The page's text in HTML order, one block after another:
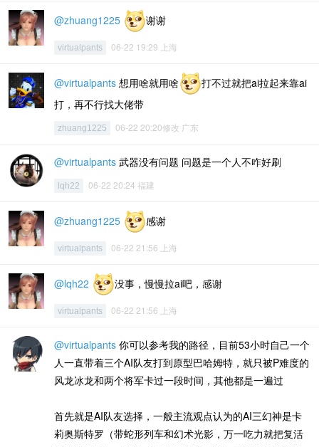
@zhuang1225 谢谢
virtualpants 06-22 19:29 上海
@virtualpants 想用啥就用啥
打不过就把ai拉起来靠ai
打，再不行找大佬带
zhuang1225 06-22 20:20修改 广东
@virtualpants 武器没有问题 问题是一个人不咋好刷
lqh22 06-22 20:24 福建
@zhuang1225 感谢
virtualpants 06-22 21:56 上海
@lqh22 没事，慢慢拉ai吧，感谢
virtualpants 06-22 21:56 上海
@virtualpants 你可以参考我的路径，目前53小时自己一个
人一直带着三个AI队友打到原型巴哈姆特，就只被P难度的
风龙冰龙和两个将军卡过一段时间，其他都是一遍过
首先就是AI队友选择，一般主流观点认为的AI三幻神是卡
莉奥斯特罗（带蛇形列车和幻术光影，万一吃力就把复活